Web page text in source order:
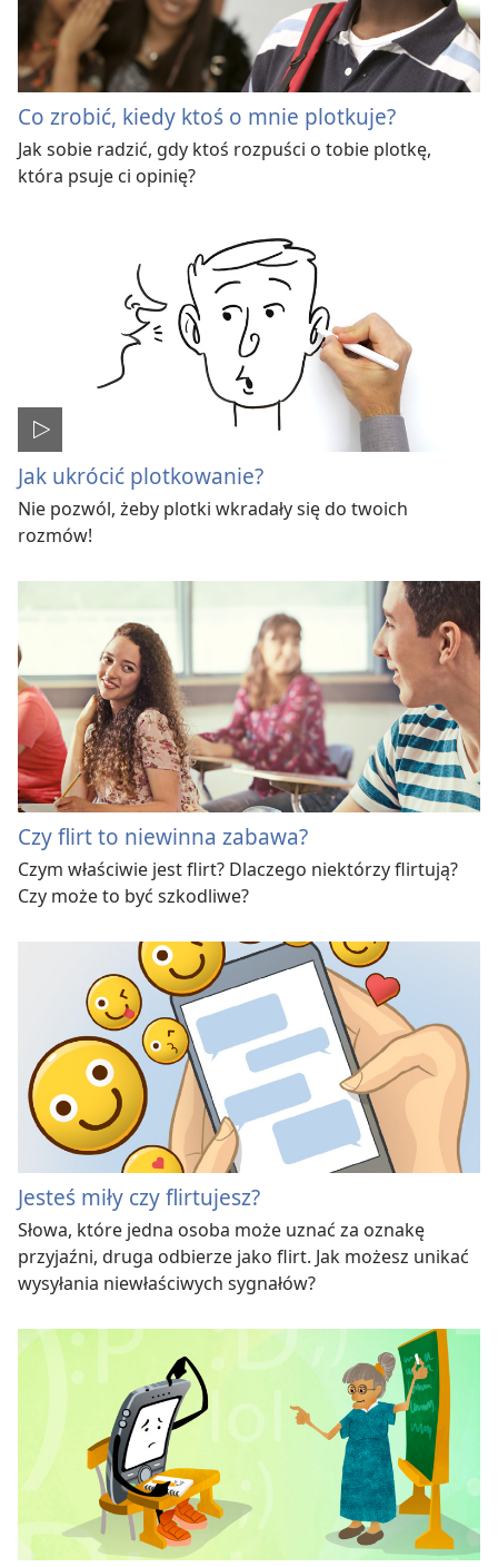
Co zrobić, kiedy ktoś o mnie plotkuje?
Jak sobie radzić, gdy ktoś rozpuści o tobie plotkę,
która psuje ci opinię?
Jak ukrócić plotkowanie?
Nie pozwól, żeby plotki wkradały się do twoich
rozmów!
Czy flirt to niewinna zabawa?
Czym właściwie jest flirt? Dlaczego niektórzy flirtują?
Czy może to być szkodliwe?
Jesteś miły czy flirtujesz?
Słowa, które jedna osoba może uznać za oznakę
przyjaźni, druga odbierze jako flirt. Jak możesz unikać
wysyłania niewłaściwych sygnałów?